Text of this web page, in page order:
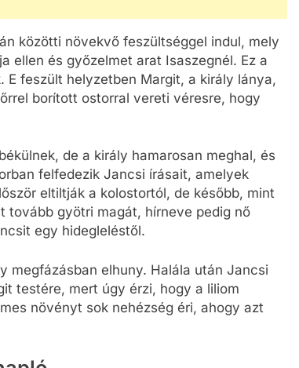
közötti növekvő feszültséggel indul, mely
ellen és győzelmet arat Isaszegnél. Ez a
E feszült helyzetben Margit, a király lánya,
borított ostorral vereti véresre, hogy
de a király hamarosan meghal, és
felfedezik Jancsi írásait, amelyek
eltiltják a kolostortól, de később, mint
tovább gyötri magát, hírneve pedig nő
egy hidegleléstől.
megfázásban elhuny. Halála után Jancsi
testére, mert úgy érzi, hogy a liliom
növényt sok nehézség éri, ahogy azt